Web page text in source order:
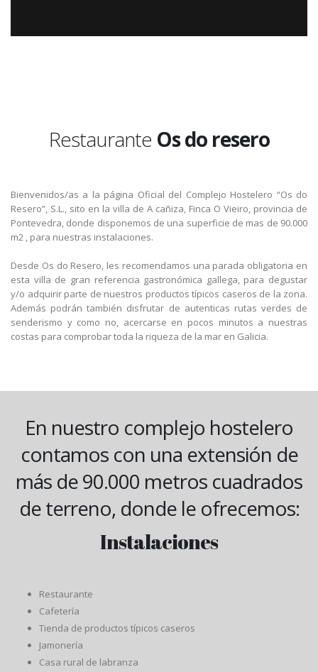
Restaurante Os do resero
Bienvenidos/as a la página Oficial del Complejo Hostelero “Os do
Resero”, S.L., sito en la villa de A cañiza, Finca O Vieiro, provincia de
Pontevedra, donde disponemos de una superficie de mas de 90.000
m2 , para nuestras instalaciones.
Desde Os do Resero, les recomendamos una parada obligatoria en
esta villa de gran referencia gastronómica gallega, para degustar
y/o adquirir parte de nuestros productos típicos caseros de la zona.
Además podrán también disfrutar de autenticas rutas verdes de
senderismo y como no, acercarse en pocos minutos a nuestras
costas para comprobar toda la riqueza de la mar en Galicia.
En nuestro complejo hostelero
contamos con una extensión de
más de 90.000 metros cuadrados
de terreno, donde le ofrecemos:
Instalaciones
Restaurante
Cafetería
Tienda de productos típicos caseros
Jamonería
Casa rural de labranza